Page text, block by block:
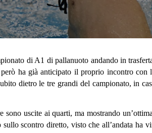
di A1 di pallanuoto andando in
ha già anticipato il proprio incontro
dietro le tre grandi del campionato, in
uscite ai quarti, ma mostrando
scontro diretto, visto che all’andata ha